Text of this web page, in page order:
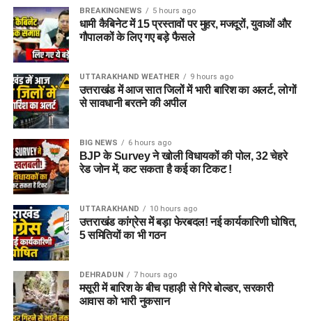
केंद्र सरकार के सहयोग से हमें 1700 करोड़ की धनराशि जोशीमठ के
पुननिर्माण एवं विकास कार्यों के लिए मिली है -सीएम धामी।
BREAKINGNEWS 5 hours ago
धामी कैबिनेट में 15 प्रस्तावों पर मुहर, मजदूरों, युवाओं और
गौपालकों के लिए गए बड़े फैसले
UTTARAKHAND WEATHER 9 hours ago
उत्तराखंड में आज सात जिलों में भारी बारिश का अलर्ट, लोगों
से सावधानी बरतने की अपील
BIG NEWS 6 hours ago
BJP के Survey ने खोली विधायकों की पोल, 32 चेहरे
रेड जोन में, कट सकता है कई का टिकट !
UTTARAKHAND 10 hours ago
उत्तराखंड कांग्रेस में बड़ा फेरबदल! नई कार्यकारिणी घोषित,
5 समितियों का भी गठन
DEHRADUN 7 hours ago
मसूरी में बारिश के बीच पहाड़ी से गिरे बोल्डर, सरकारी
आवास को भारी नुकसान